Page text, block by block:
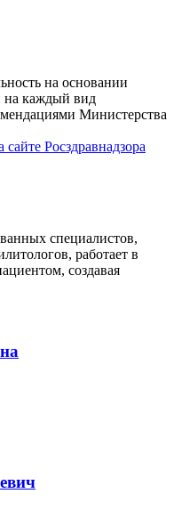
на основании
на каждый вид
Министерства
сайте Росздравнадзора
специалистов,
работает в
создавая